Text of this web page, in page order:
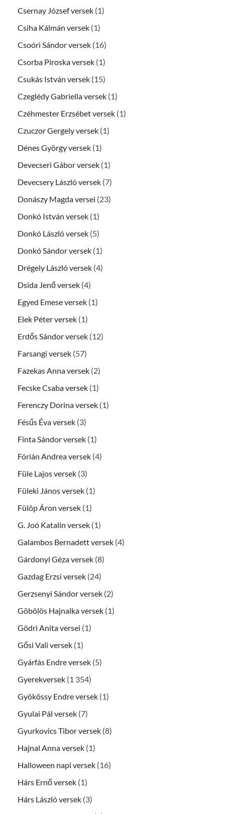
Csernay József versek (1)
Csiha Kálmán versek (1)
Csoóri Sándor versek (16)
Csorba Piroska versek (1)
Csukás István versek (15)
Czeglédy Gabriella versek (1)
Czéhmester Erzsébet versek (1)
Czuczor Gergely versek (1)
Dénes György versek (1)
Devecseri Gábor versek (1)
Devecsery László versek (7)
Donászy Magda versei (23)
Donkó István versek (1)
Donkó László versek (5)
Donkó Sándor versek (1)
Drégely László versek (4)
Dsida Jenő versek (4)
Egyed Emese versek (1)
Elek Péter versek (1)
Erdős Sándor versek (12)
Farsangi versek (57)
Fazekas Anna versek (2)
Fecske Csaba versek (1)
Ferenczy Dorina versek (1)
Fésűs Éva versek (3)
Finta Sándor versek (1)
Fórián Andrea versek (4)
Füle Lajos versek (3)
Füleki János versek (1)
Fülöp Áron versek (1)
G. Joó Katalin versek (1)
Galambos Bernadett versek (4)
Gárdonyi Géza versek (8)
Gazdag Erzsi versek (24)
Gerzsenyi Sándor versek (2)
Göbölös Hajnalka versek (1)
Gödri Anita versei (1)
Gősi Vali versek (1)
Gyárfás Endre versek (5)
Gyerekversek (1 354)
Gyökössy Endre versek (1)
Gyulai Pál versek (7)
Gyurkovics Tibor versek (8)
Hajnal Anna versek (1)
Halloween napi versek (16)
Hárs Ernő versek (1)
Hárs László versek (3)